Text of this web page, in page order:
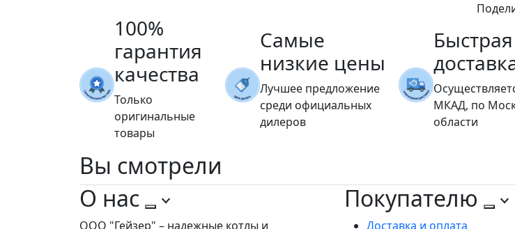
100%
гарантия
качества
Только
оригинальные
товары
Самые
низкие цены
Лучшее предложение
среди официальных
дилеров
Быстрая
МКАД, по
области
Вы смотрели
О нас
ООО "Гейзер" – надежные котлы и
Покупателю
Доставка и оплата